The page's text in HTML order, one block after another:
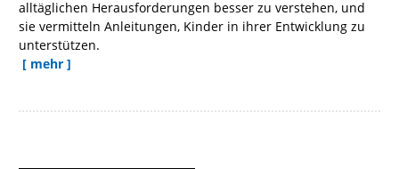
alltäglichen Herausforderungen besser zu verstehen, und
sie vermitteln Anleitungen, Kinder in ihrer Entwicklung zu
unterstützen.
[ mehr ]